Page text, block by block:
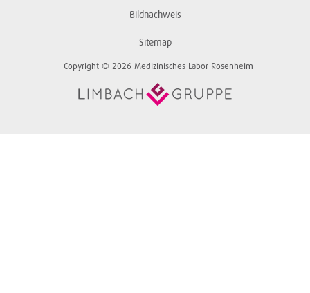
Bildnachweis
Sitemap
Copyright © 2026 Medizinisches Labor Rosenheim